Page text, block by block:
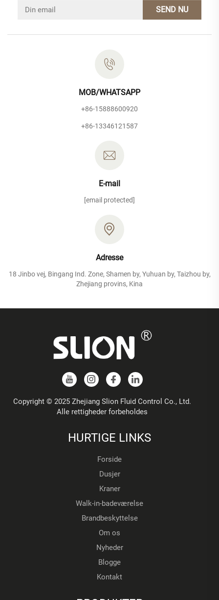
SEND NU
MOB/WHATSAPP
+86-15888600920
+86-13346121587
E-mail
[email protected]
Adresse
18 Jinbo vej, Bingang Ind. Zone, Shamen by, Yuhuan by, Taizhou by,
Zhejiang provins, Kina
Copyright © 2025 Zhejiang Slion Fluid Control Co., Ltd.
Alle rettigheder forbeholdes
HURTIGE LINKS
Forside
Dusjer
Kraner
Walk-in-badeværelse
Brandbeskyttelse
Om os
Nyheder
Blogge
Kontakt